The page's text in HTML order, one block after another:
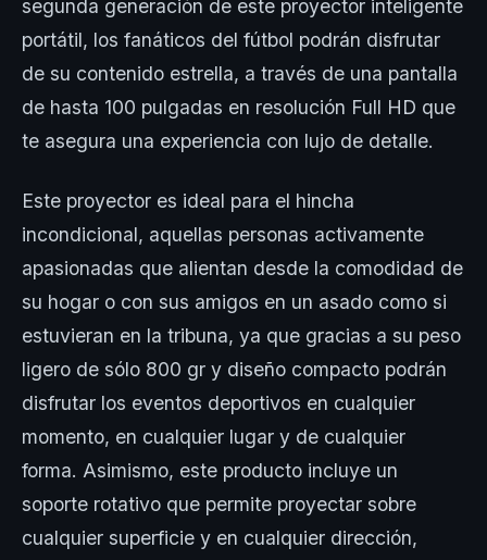
segunda generación de este proyector inteligente
portátil, los fanáticos del fútbol podrán disfrutar
de su contenido estrella, a través de una pantalla
de hasta 100 pulgadas en resolución Full HD que
te asegura una experiencia con lujo de detalle.
Este proyector es ideal para el hincha
incondicional, aquellas personas activamente
apasionadas que alientan desde la comodidad de
su hogar o con sus amigos en un asado como si
estuvieran en la tribuna, ya que gracias a su peso
ligero de sólo 800 gr y diseño compacto podrán
disfrutar los eventos deportivos en cualquier
momento, en cualquier lugar y de cualquier
forma. Asimismo, este producto incluye un
soporte rotativo que permite proyectar sobre
cualquier superficie y en cualquier dirección,